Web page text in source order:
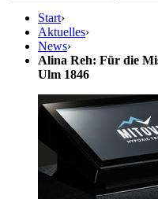
Start›
Aktuelles›
News›
Alina Reh: Für die
Ulm 1846